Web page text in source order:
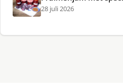
28 juli 2026